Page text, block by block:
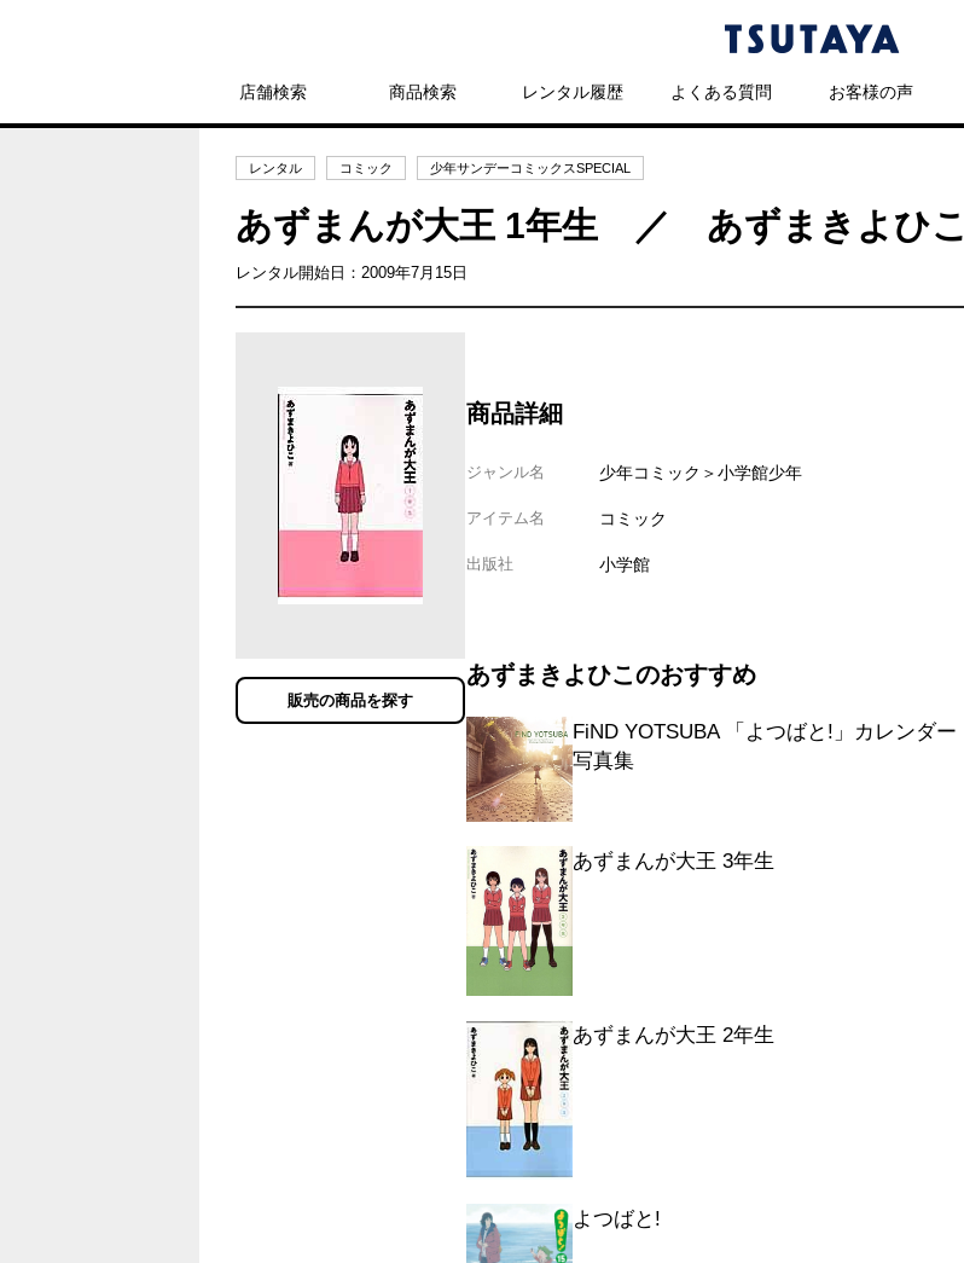
店舗検索 商品検索 レンタル履歴 よくある質問 お客様の声
レンタル コミック 少年サンデーコミックスSPECIAL
あずまんが大王 1年生 ／ あずまきよひこ
レンタル開始日：2009年7月15日
販売の商品を探す
商品詳細
ジャンル名 少年コミック＞小学館少年
アイテム名 コミック
出版社 小学館
あずまきよひこのおすすめ
FiND YOTSUBA 「よつばと!」カレンダー
写真集
あずまんが大王 3年生
あずまんが大王 2年生
よつばと!